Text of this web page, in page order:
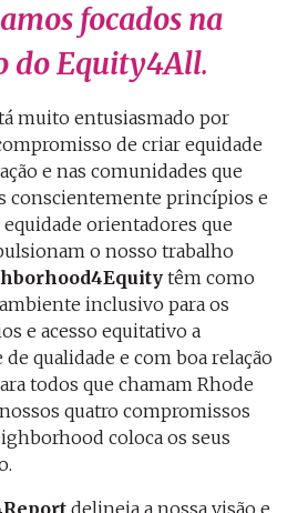
focados na
do Equity4All.
muito entusiasmado por
de criar equidade
e nas comunidades que
conscientemente princípios e
orientadores que
o nosso trabalho
têm como
inclusivo para os
e acesso equitativo a
de qualidade e com boa relação
todos que chamam Rhode
quatro compromissos
coloca os seus